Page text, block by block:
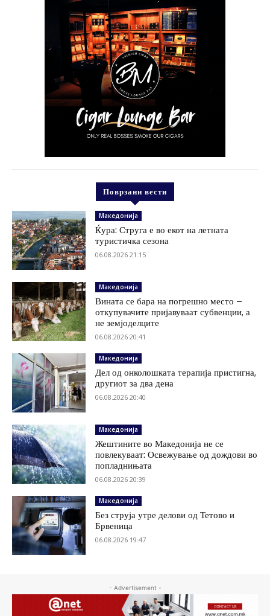
Поврзани вести
Македонија
Ќура: Струга е во екот на летната
туристичка сезона
06.08.2026 21:15
Македонија
Вината се бара на погрешно место –
откупувачите пријавуваат субвенции, а
не земјоделците
06.08.2026 20:41
Македонија
Дел од онколошката терапија пристигна,
другиот за два дена
06.08.2026 20:40
Македонија
Жештините во Македонија не се
повлекуваат: Освежување од дождови во
попладнињата
06.08.2026 20:39
Македонија
Без струја утре делови од Тетово и
Брвеница
06.08.2026 19:47
- Advertisement -